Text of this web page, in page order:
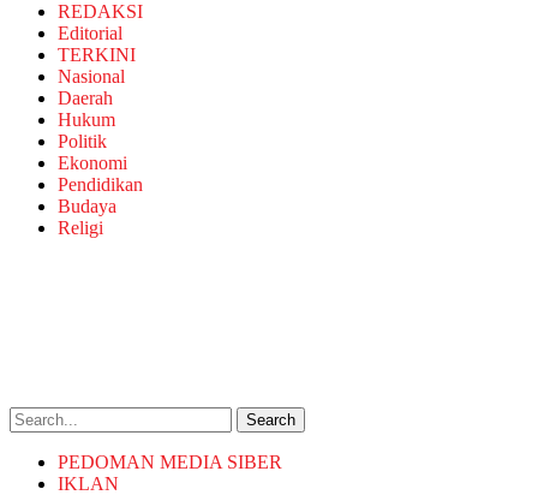
REDAKSI
Editorial
TERKINI
Nasional
Daerah
Hukum
Politik
Ekonomi
Pendidikan
Budaya
Religi
Search
PEDOMAN MEDIA SIBER
IKLAN